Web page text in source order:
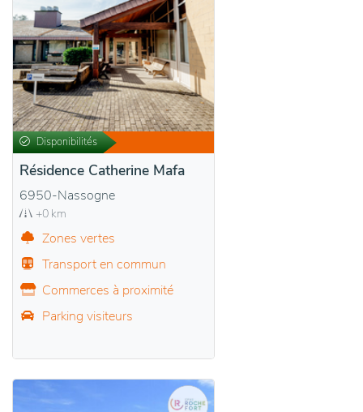
Disponibilités
Résidence Catherine Mafa
6950-Nassogne
+0 km
Zones vertes
Transport en commun
Commerces à proximité
Parking visiteurs